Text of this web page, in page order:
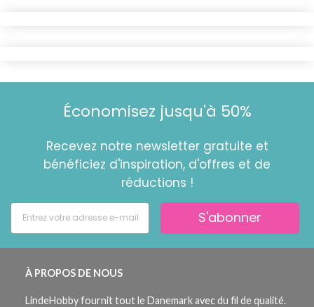
Économisez jusqu'à 50%
Recevez notre newsletter gratuite et
bénéficiez d'inspiration, d'offres et de
réductions !
S'abonner
À PROPOS DE NOUS
LindeHobby fournit tout le Danemark avec du fil de qualité.